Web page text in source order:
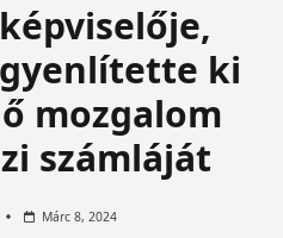
ki
mozgalom
számláját
Márc 8, 2024